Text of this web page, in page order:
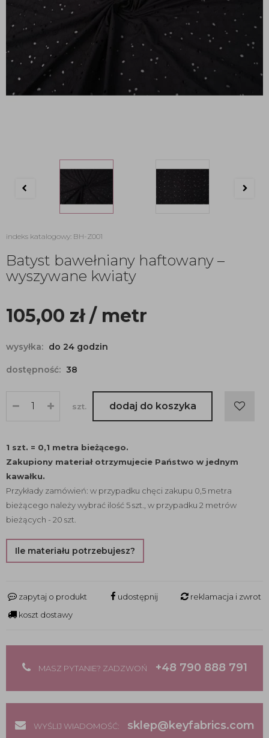
indeks katalogowy: BH-Z001
Batyst bawełniany haftowany –
wyszywane kwiaty
105,00 zł/ metr
wysyłka: do 24 godzin
dostępność: 38
szt. dodaj do koszyka
1 szt. = 0,1 metra bieżącego.
Zakupiony materiał otrzymujecie Państwo w jednym
kawałku.
Przykłady zamówień: w przypadku chęci zakupu 0,5 metra
bieżącego należy wybrać ilość 5 szt., w przypadku 2 metrów
bieżących - 20 szt.
Ile materiału potrzebujesz?
zapytaj o produkt udostępnij
reklamacja i zwrot
koszt dostawy
MASZ PYTANIE? ZADZWOŃ +48 790 888 791
WYŚLIJ WIADOMOŚĆ: sklep@keyfabrics.com